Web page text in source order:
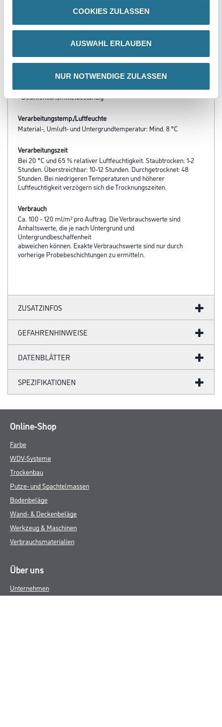
COOKIES ZULASSEN
AUSWAHL ERLAUBEN
NUR NOTWENDIGE ZULASSEN
- Leichtgängige, geschmeidige Verarbeitung
- Hohe Kratz- und Stoßfestigkeit
- Beständig gegen haushaltsübliche Reinigungsmittel
scheuerbeständig nach DIN 53778)
- Für Kinderspielzeug geeignet gemäß DIN EN 71-3
- Desinfektionsmittelbeständig
Verarbeitungstemp./Luftfeuchte
Material-, Umluft- und Untergrundtemperatur: Mind. 8 °C
Verarbeitungszeit
Bei 20 °C und 65 % relativer Luftfeuchtigkeit. Staubtrocken: 1-2
Stunden. Überstreichbar: 10-12 Stunden. Durchgetrocknet: 48
Stunden. Bei niedrigeren Temperaturen und höherer
Luftfeuchtigkeit verzögern sich die Trocknungszeiten.
Verbrauch
Ca. 100 - 120 ml/m² pro Auftrag. Die Verbrauchswerte sind
Anhaltswerte, die je nach Untergrund und
Untergrundbeschaffenheit
abweichen können. Exakte Verbrauchswerte sind nur durch
vorherige Probebeschichtungen zu ermitteln.
ZUSATZINFOS
GEFAHRENHINWEISE
DATENBLÄTTER
SPEZIFIKATIONEN
Online-Shop
Farbe
WDV-Systeme
Trockenbau
Putze- und Spachtelmassen
Bodenbeläge
Wand- & Deckenbeläge
Werkzeug & Maschinen
Verbrauchsmaterialien
Über uns
Unternehmen